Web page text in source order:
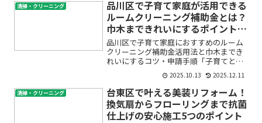
を運営するオー...
清掃・クリーニング
品川区で子育て家庭が活用できる
ルームクリーニング補助金とは？
巾木まできれいにするポイントと
手続きガイド
品川区で子育て家庭におすすめのルーム
クリーニング補助金活用法と巾木までき
れいにするコツ・申請手順「子育てと家
事の両立が大変で、家の掃除まで手が回
らない」「ルームクリーニング業者に頼
みたいけれど、費用が心配」「品川区の
補助金や支援制度で助けて...
2025.10.13 2025.12.11
清掃・クリーニング
台東区で叶える美装リフォーム！
換気扇からフローリングまで抗菌
仕上げの安心施工5つのポイント